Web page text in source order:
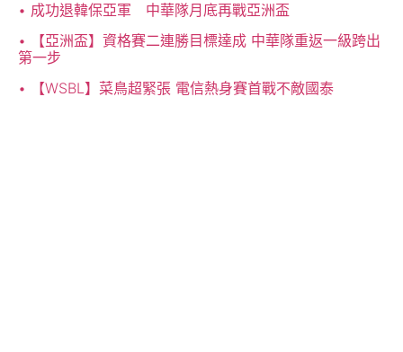
成功退韓保亞軍 中華隊月底再戰亞洲盃
【亞洲盃】資格賽二連勝目標達成 中華隊重返一級跨出
第一步
【WSBL】菜鳥超緊張 電信熱身賽首戰不敵國泰